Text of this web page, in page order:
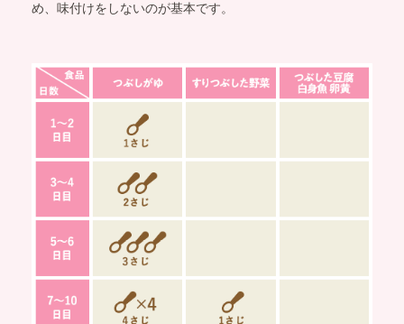
め、味付けをしないのが基本です。